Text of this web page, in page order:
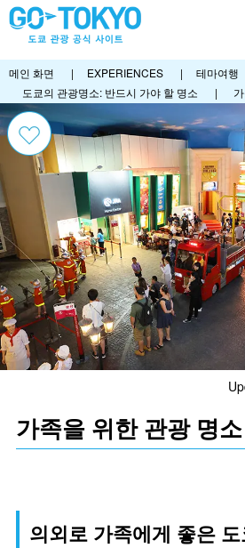
메인 화면 | EXPERIENCES | 테마여행
도쿄의 관광명소: 반드시 가야 할 명소
|
가족을 위한 관광 명소
의외로 가족에게 좋은